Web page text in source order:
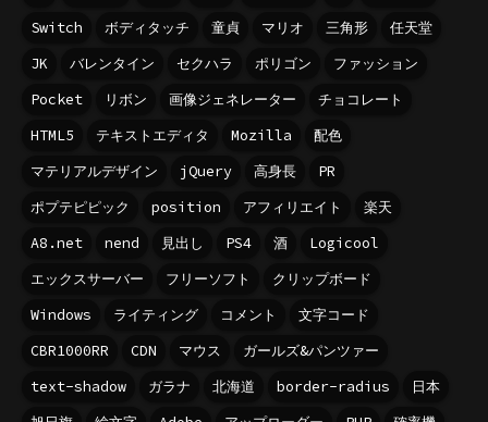
Switch
ボディタッチ 童貞 マリオ 三角形
任天堂
JK
バレンタイン セクハラ ポリゴン
ファッション
Pocket
リボン 画像ジェネレーター
チョコレート
HTML5
テキストエディタ Mozilla
配色
マテリアルデザイン
jQuery 高身長
PR
ポプテピピック
position アフィリエイト
楽天
A8.net
nend 見出し PS4 酒
Logicool
エックスサーバー
フリーソフト
クリップボード
Windows
ライティング コメント
文字コード
CBR1000RR
CDN マウス
ガールズ&パンツァー
text-shadow
ガラナ 北海道 border-radius
日本